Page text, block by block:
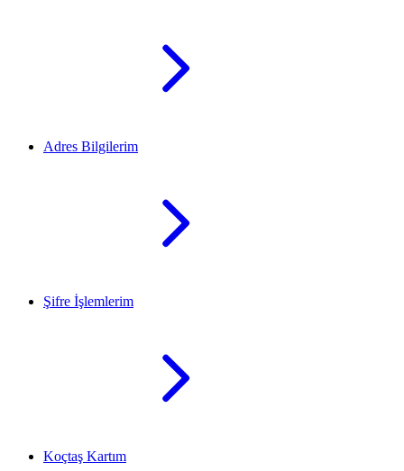
Adres Bilgilerim
Şifre İşlemlerim
Koçtaş Kartım